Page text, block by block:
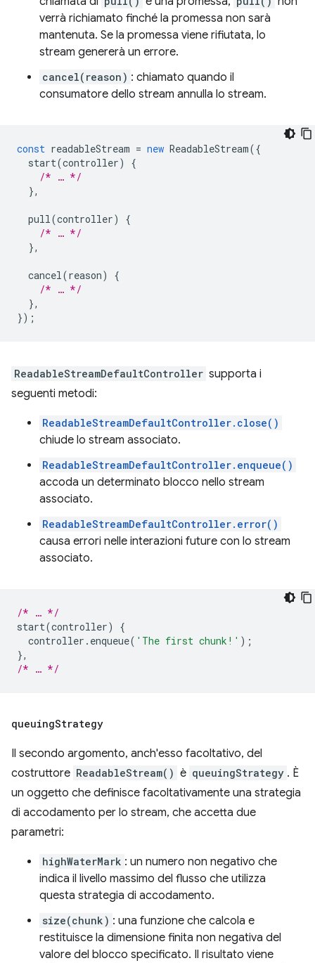
verrà richiamato finché la promessa non sarà
mantenuta. Se la promessa viene rifiutata, lo
stream genererà un errore.
cancel(reason) : chiamato quando il
consumatore dello stream annulla lo stream.
const readableStream = new ReadableStream({
start(controller)
{
/* … */
},
pull(controller)
{
/* … */
},
cancel(reason)
{
/* … */
},
});
ReadableStreamDefaultController supporta i
seguenti metodi:
ReadableStreamDefaultController.close()
chiude lo stream associato.
ReadableStreamDefaultController.enqueue()
accoda un determinato blocco nello stream
associato.
ReadableStreamDefaultController.error()
causa errori nelle interazioni future con lo stream
associato.
/* … */
start(controller)
{
controller . enqueue( 'The first chunk!' );
},
/* … */
queuingStrategy
Il secondo argomento, anch'esso facoltativo, del
costruttore ReadableStream() è queuingStrategy . È
un oggetto che definisce facoltativamente una strategia
di accodamento per lo stream, che accetta due
parametri:
highWaterMark : un numero non negativo che
indica il livello massimo del flusso che utilizza
questa strategia di accodamento.
size(chunk) : una funzione che calcola e
restituisce la dimensione finita non negativa del
valore del blocco specificato. Il risultato viene